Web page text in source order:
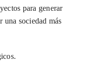
para generar
sociedad más